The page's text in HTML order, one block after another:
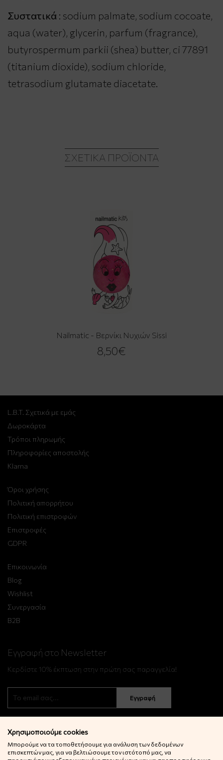
Συστατικά : sodium palmate, sodium cocoate,
aqua (water), glycerin, parfum (fragrance),
butyrospermum parkii (shea) butter, ci 77891
(titanium dioxide), sodium chloride,
tetrasodium glutamate diacetate.
ΣΧΕΤΙΚΆ ΠΡΟΪΌΝΤΑ
Nailmatic - Βερνίκι Νυχιών Sissi
8,50€
L.B.T. Σχετικά με εμάς
Δωροκάρτα
Τρόποι πληρωμής
Πληροφορίες αποστολής
Klarna
Όροι χρήσης
Πολιτική απορρήτου
Πολιτική επιστροφών
Επιστροφές
GDPR
Επικοινωνία
Blog
Wishlist
Συνεργασία
B2B
Εγγραφή στο Newsletter
Κερδίστε 10% έκπτωση στην πρώτη σας παραγγελία!
Εγγραφή
Χρησιμοποιούμε cookies
Μπορούμε να τα τοποθετήσουμε για ανάλυση των δεδομένων
επισκεπτών μας, για να βελτιώσουμε τον ιστότοπό μας, να